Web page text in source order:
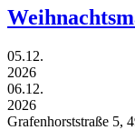
05.12.
2026
06.12.
2026
Grafenhorststraße 5,